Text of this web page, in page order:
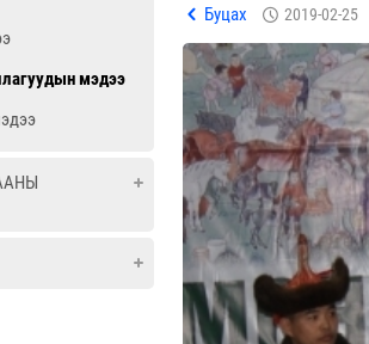
мэдээ
Буцах 2019-02-25